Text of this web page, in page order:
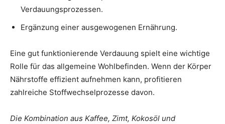
Verdauungsprozessen.
Ergänzung einer ausgewogenen Ernährung.
Eine gut funktionierende Verdauung spielt eine wichtige
Rolle für das allgemeine Wohlbefinden. Wenn der Körper
Nährstoffe effizient aufnehmen kann, profitieren
zahlreiche Stoffwechselprozesse davon.
Die Kombination aus Kaffee, Zimt, Kokosöl und